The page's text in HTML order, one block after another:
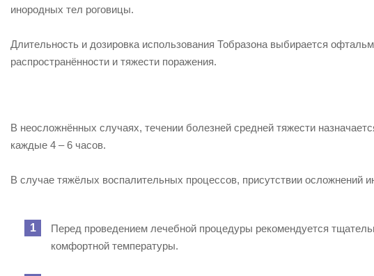
инородных тел роговицы.
Длительность и дозировка использования Тобразона выбирается
распространённости и тяжести поражения.
В неосложнённых случаях, течении болезней средней тяжести
каждые 4 – 6 часов.
В случае тяжёлых воспалительных процессов, присутствии осложнений
Перед проведением лечебной процедуры рекомендуется
комфортной температуры.